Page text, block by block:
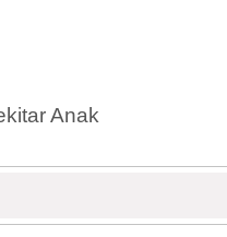
Anak